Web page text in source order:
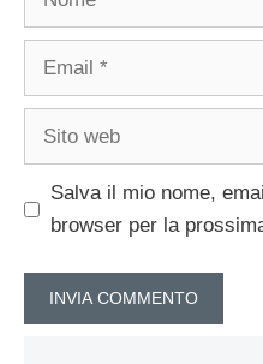
Email
Sito
Salva il mio nome,
browser per la